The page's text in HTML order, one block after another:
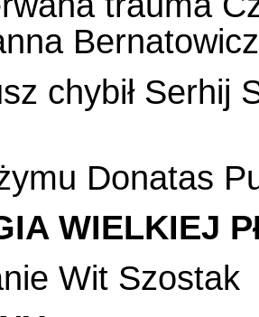
chybił Serhij
Donatas
WIELKIEJ
Wit Szostak